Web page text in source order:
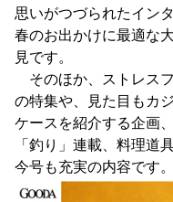
思いがつづられたイン
春のお出かけに最適な
見です。
そのほか、ストレス
の特集や、見た目もカ
ケースを紹介する企画
「釣り」連載、料理道
今号も充実の内容です。